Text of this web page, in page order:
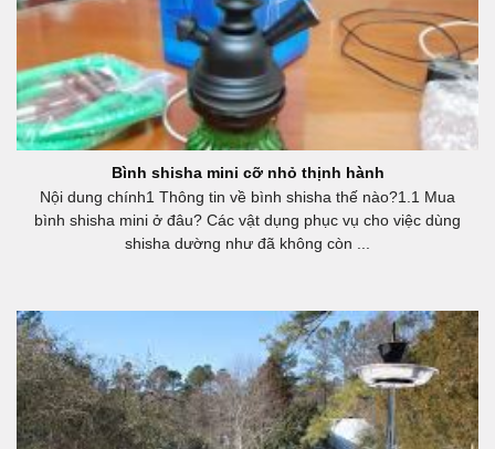
Bình shisha mini cỡ nhỏ thịnh hành
Nội dung chính1 Thông tin về bình shisha thế nào?1.1 Mua
bình shisha mini ở đâu? Các vật dụng phục vụ cho việc dùng
shisha dường như đã không còn ...